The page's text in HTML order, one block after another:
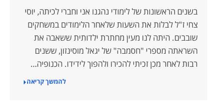
בשנים הראשונות של לימודי נהגנו אני וחברי לכיתה, יוסי
צחי ז"ל לבלות את השעות שלאחר הלימודים במשחקים
שובבים. היתה לנו מעין מחתרת ילדותית ששאבה את
השראתה מספרי "חסמבה" של יגאל מוסינזון, ששנים
רבות לאחר מכן זכיתי להכירו ולהפוך לידידו. הכנופיה…
להמשך קריאה